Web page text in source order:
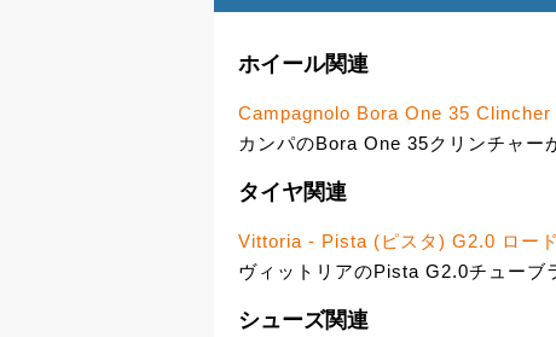
ホイール関連
Campagnolo Bora One 35 Clincher
カンパのBora One 35クリンチャー
タイヤ関連
Vittoria - Pista (ピスタ) G2.0 ロー
ヴィットリアのPista G2.0チューブ
シューズ関連